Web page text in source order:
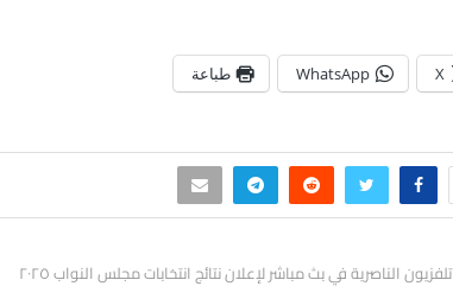
X
WhatsApp طباعة
تلفزيون الناصرية في بث مباشر لإعلان نتائج انتخابات مجلس النواب ٢٠٢٥